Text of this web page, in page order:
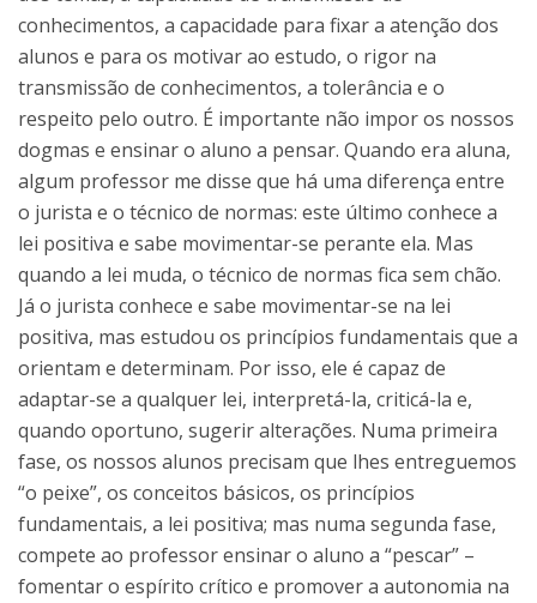
conhecimentos, a capacidade para fixar a atenção dos
alunos e para os motivar ao estudo, o rigor na
transmissão de conhecimentos, a tolerância e o
respeito pelo outro. É importante não impor os nossos
dogmas e ensinar o aluno a pensar. Quando era aluna,
algum professor me disse que há uma diferença entre
o jurista e o técnico de normas: este último conhece a
lei positiva e sabe movimentar-se perante ela. Mas
quando a lei muda, o técnico de normas fica sem chão.
Já o jurista conhece e sabe movimentar-se na lei
positiva, mas estudou os princípios fundamentais que a
orientam e determinam. Por isso, ele é capaz de
adaptar-se a qualquer lei, interpretá-la, criticá-la e,
quando oportuno, sugerir alterações. Numa primeira
fase, os nossos alunos precisam que lhes entreguemos
“o peixe”, os conceitos básicos, os princípios
fundamentais, a lei positiva; mas numa segunda fase,
compete ao professor ensinar o aluno a “pescar” –
fomentar o espírito crítico e promover a autonomia na